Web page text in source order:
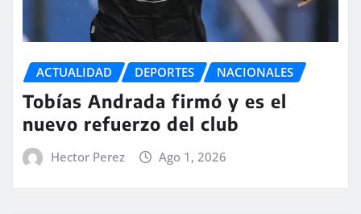
ACTUALIDAD DEPORTES NACIONALES
Tobías Andrada firmó y es el
nuevo refuerzo del club
Hector Perez Ago 1, 2026